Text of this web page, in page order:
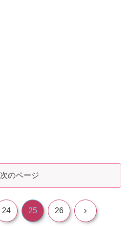
次のページ
24 25 26 次